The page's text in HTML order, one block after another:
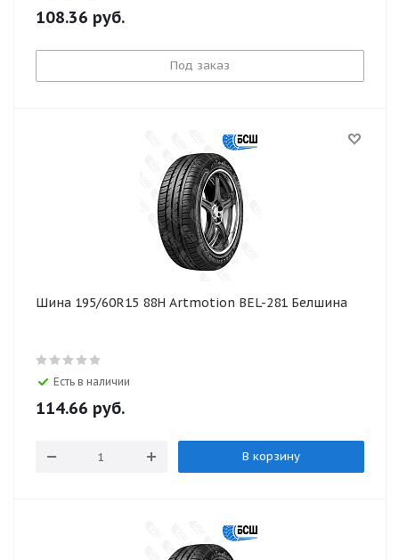
108.36 руб.
Под заказ
Шина 195/60R15 88H Artmotion BEL-281 Белшина
Есть в наличии
114.66 руб.
В корзину